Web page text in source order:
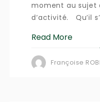
moment au sujet
d’activité. Qu’il
Read More
Françoise